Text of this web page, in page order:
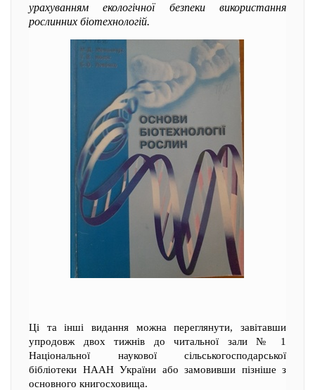
урахуванням екологічної безпеки використання
рослинних біотехнологій.
Ці та інші видання можна переглянути, завітавши
упродовж двох тижнів до читальної зали № 1
Національної наукової сільськогосподарської
бібліотеки НААН України або замовивши пізніше з
основного книгосховища.